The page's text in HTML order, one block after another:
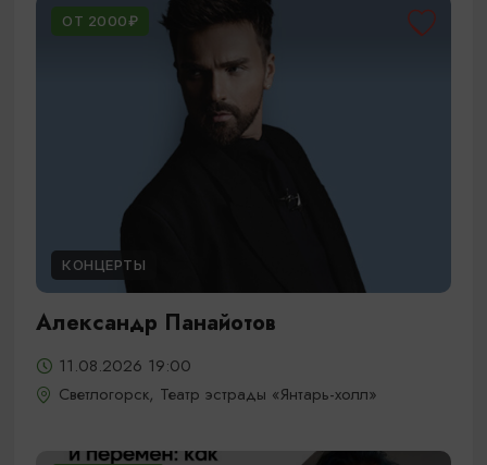
ОТ 2000₽
КОНЦЕРТЫ
Александр Панайотов
11.08.2026 19:00
Светлогорск, Театр эстрады «Янтарь-холл»